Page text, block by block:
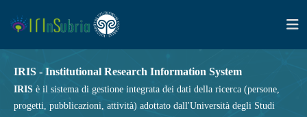
IRIS - Institutional Research Information System
IRIS è il sistema di gestione integrata dei dati della ricerca (persone,
progetti, pubblicazioni, attività) adottato dall'Università degli Studi